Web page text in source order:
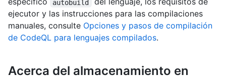
autobuild
ejecutor y las instrucciones para las compilaciones
manuales, consulte Opciones y pasos de compilación
de CodeQL para lenguajes compilados.
Acerca del almacenamiento en